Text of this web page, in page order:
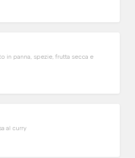
in panna, spezie, frutta secca e
al curry